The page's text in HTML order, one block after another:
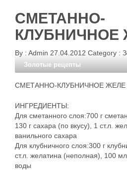
СМЕТАННО-
КЛУБНИЧНОЕ
By : Admin 27.04.2012 Category :
Золотые рецепты
СМЕТАННО-КЛУБНИЧНОЕ ЖЕЛЕ
ИНГРЕДИЕНТЫ:
Для сметанного слоя:700 г
130 г сахара (по вкусу), 1 ст.л.
ванильного сахара
Для клубничного слоя:300 г
ст.л. желатина (неполная), 100
воды